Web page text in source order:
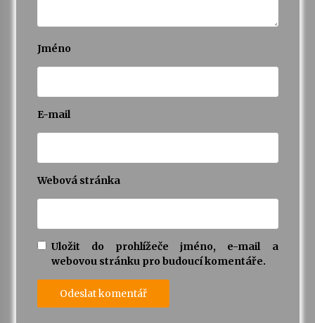
Jméno
E-mail
Webová stránka
Uložit do prohlížeče jméno, e-mail a
webovou stránku pro budoucí komentáře.